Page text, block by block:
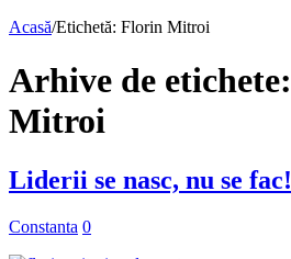
Acasă/Etichetă: Florin Mitroi
Arhive de etichete:
Mitroi
Liderii se nasc, nu se fac!
Constanta 0